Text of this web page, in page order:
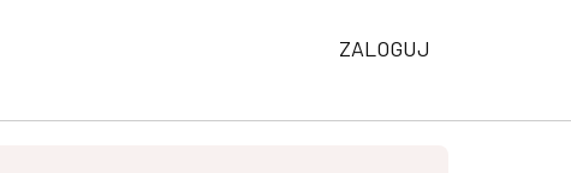
ZALOGUJ